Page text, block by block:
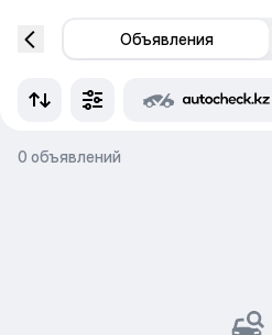
Объявления
0 объявлений